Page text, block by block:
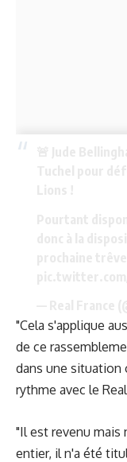
"Cela s'applique
de ce
dans une situation
rythme avec le
"Il est revenu mais
entier, il n'a été